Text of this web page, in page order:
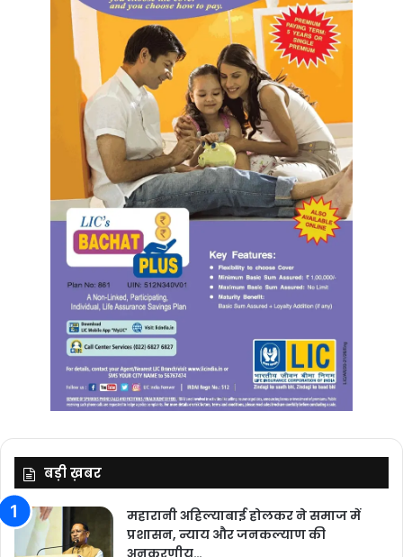
बड़ी ख़बर
महारानी अहिल्याबाई होलकर ने समाज में
प्रशासन, न्याय और जनकल्याण की